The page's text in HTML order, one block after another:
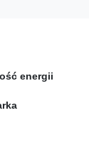
energii